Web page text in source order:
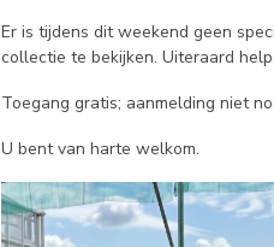
Er is tijdens dit weekend geen
collectie te bekijken. Uiteraard
Toegang gratis; aanmelding niet
U bent van harte welkom.